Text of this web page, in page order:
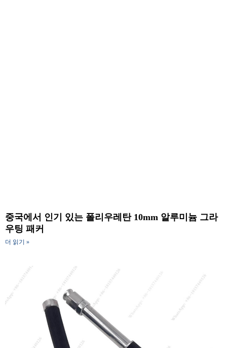
중국에서 인기 있는 폴리우레탄 10mm 알루미늄 그라
우팅 패커
더 읽기 »